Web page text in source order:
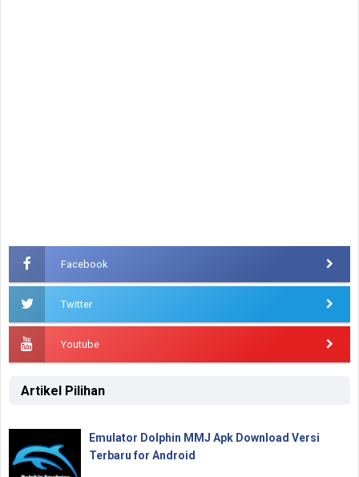
Facebook
Twitter
Youtube
Artikel Pilihan
Emulator Dolphin MMJ Apk Download Versi
Terbaru for Android